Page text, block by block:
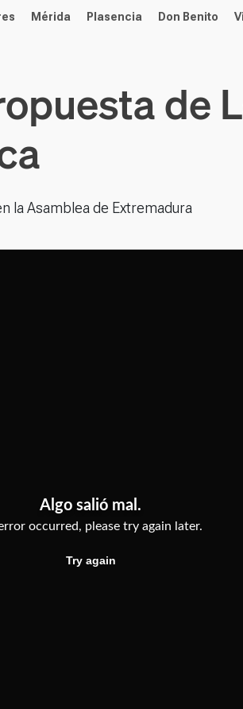
Mérida Plasencia Don Benito
de
la Asamblea de Extremadura